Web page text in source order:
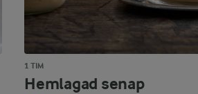
1 TIM
Hemlagad senap